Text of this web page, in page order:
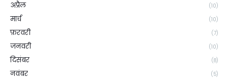
अप्रैल (10)
मार्च (10)
फ़रवरी (7)
जनवरी (10)
दिसंबर (8)
नवंबर (5)